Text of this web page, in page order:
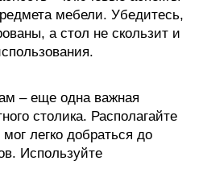
мебели. Убедитесь,
а стол не скользит и
– еще одна важная
столика. Располагайте
легко добраться до
Используйте